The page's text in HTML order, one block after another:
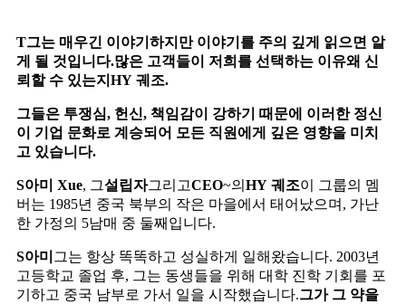
T그는 매우긴 이야기 하지만 이야기를 주의 깊게 읽으면 알
게 될 것입니다.많은 고객들이 저희를 선택하는 이유왜 신
뢰할 수 있는지 HY 궤조.
그들은 투쟁심, 헌신, 책임감이 강하기 때문에 이러한 정신
이 기업 문화로 계승되어 모든 직원에게 깊은 영향을 미치
고 있습니다.
S아미 Xue, 그설립자그리고CEO~의 HY 궤조이 그룹의 멤
버는 1985년 중국 북부의 작은 마을에서 태어났으며, 가난
한 가정의 5남매 중 둘째입니다.
S아미 그는 항상 똑똑하고 성실하게 일해왔습니다. 2003년
고등학교 졸업 후, 그는 동생들을 위해 대학 진학 기회를 포
기하고 중국 남부로 가서 일을 시작했습니다.그가 그 약을